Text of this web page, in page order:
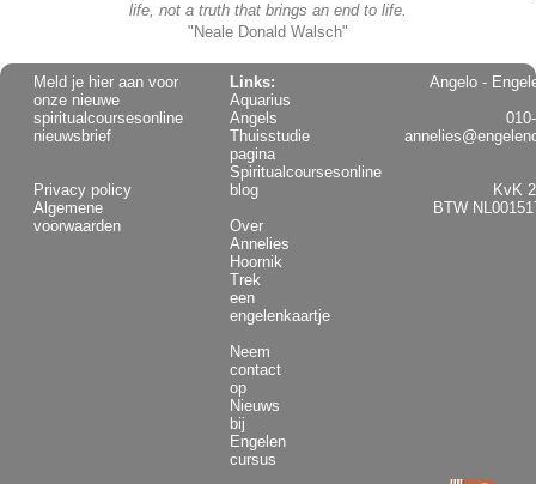
life, not a truth that brings an end to life.
"Neale Donald Walsch"
Meld je hier aan voor
onze nieuwe
spiritualcoursesonline
nieuwsbrief
Privacy policy
Algemene
voorwaarden
Links:
Aquarius
Angels
Thuisstudie
pagina
Spiritualcoursesonline
blog
Over
Annelies
Hoornik
Trek
een
engelenkaartje
Neem
contact
op
Nieuws
bij
Engelen
cursus
Angelo -
KvK
BTW